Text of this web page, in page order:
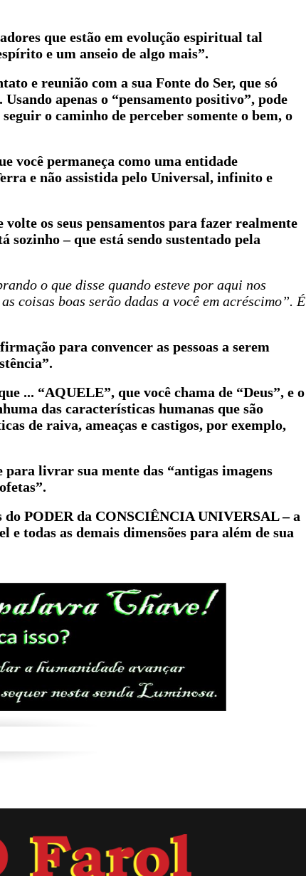
que estão em evolução espiritual tal
e um anseio de algo mais”.
e reunião com a sua Fonte do Ser, que só
apenas o “pensamento positivo”, pode
o caminho de perceber somente o bem, o
você permaneça como uma entidade
e não assistida pelo Universal, infinito e
os seus pensamentos para fazer realmente
sozinho – que está sendo sustentado pela
o que disse quando esteve por aqui nos
coisas boas serão dadas a você em acréscimo”. É
para convencer as pessoas a serem
... “AQUELE”, que você chama de “Deus”, e o
das características humanas que são
de raiva, ameaças e castigos, por exemplo,
livrar sua mente das “antigas imagens
PODER da CONSCIÊNCIA UNIVERSAL – a
todas as demais dimensões para além de sua